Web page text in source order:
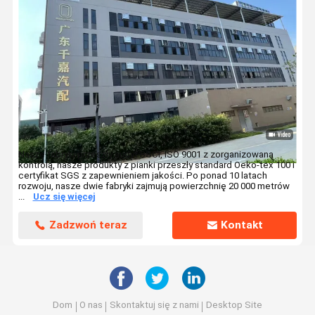
Nasze fabryki przeszły audyt BSCI, ISO 9001 z zorganizowaną
kontrolą, nasze produkty z pianki przeszły standard Oeko-tex 100 i
certyfikat SGS z zapewnieniem jakości. Po ponad 10 latach
rozwoju, nasze dwie fabryki zajmują powierzchnię 20 000 metrów
...
Ucz się więcej
Zadzwoń teraz Kontakt
Dom O nas Skontaktuj się z nami Desktop Site